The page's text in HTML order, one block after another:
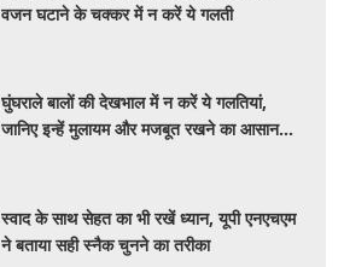
वजन घटाने के चक्कर में न करें ये गलती
घुंघराले बालों की देखभाल में न करें ये गलतियां,
जानिए इन्हें मुलायम और मजबूत रखने का आसान
स्वाद के साथ सेहत का भी रखें ध्यान, यूपी एनएचएम
ने बताया सही स्नैक चुनने का तरीका